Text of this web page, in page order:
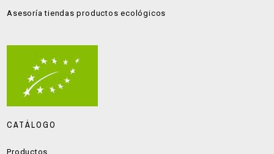
Asesoría tiendas productos ecológicos
CATÁLOGO
Productos